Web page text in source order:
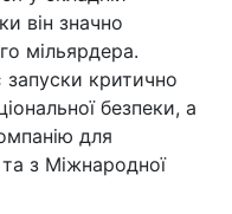
він значно
мільярдера.
критично
безпеки, а
для
з Міжнародної